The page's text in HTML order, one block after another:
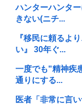
ハンターハンタ
きない(ニチ...
『移民に頼るよ
い』 30年ぐ...
一度でも"精神疾
通りにする...
医者「非常に言